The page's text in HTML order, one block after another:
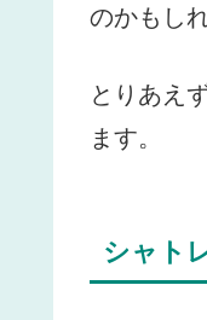
のかもし
とりあえ
ます。
シャト